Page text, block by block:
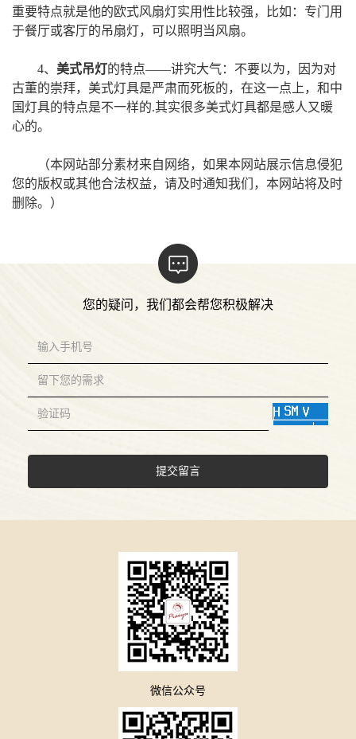
重要特点就是他的欧式风扇灯实用性比较强，比如：专门用
于餐厅或客厅的吊扇灯，可以照明当风扇。
4、 美式吊灯的特点——讲究大气：不要以为，因为对
古董的崇拜，美式灯具是严肃而死板的，在这一点上，和中
国灯具的特点是不一样的.其实很多美式灯具都是感人又暖
心的。
（本网站部分素材来自网络，如果本网站展示信息侵犯
您的版权或其他合法权益，请及时通知我们，本网站将及时
删除。）
您的疑问，我们都会帮您积极解决
提交留言
微信公众号